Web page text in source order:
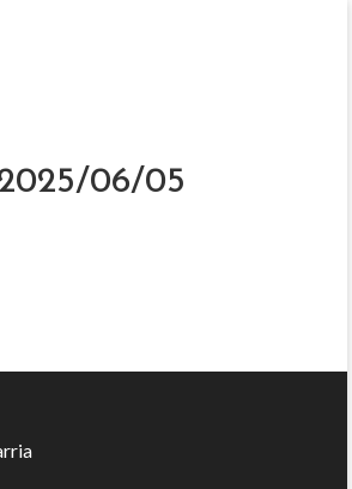
06/05